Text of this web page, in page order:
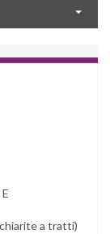
a tratti)